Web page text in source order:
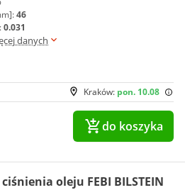
46
0.031
danych
Kraków: pon. 10.08
do koszyka
oleju FEBI BILSTEIN